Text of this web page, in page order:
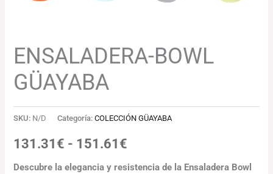
ENSALADERA-BOWL
GÜAYABA
SKU: N/D Categoría:COLECCIÓN GÜAYABA
131.31 € - 151.61 €
Descubre la elegancia y resistencia de la Ensaladera Bowl